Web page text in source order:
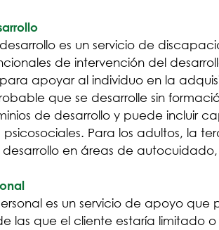
es un servicio de
de intervención del
apoyar al individuo en la
que se desarrolle sin
de desarrollo y puede incluir
psicosociales. Para los adultos, la
en áreas de
es un servicio de apoyo
las que el cliente estaría limitado